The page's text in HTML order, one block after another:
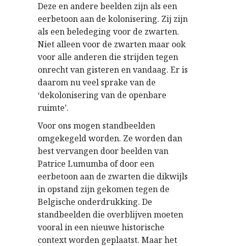
Deze en andere beelden zijn als een
eerbetoon aan de kolonisering. Zij zijn
als een beledeging voor de zwarten.
Niet alleen voor de zwarten maar ook
voor alle anderen die strijden tegen
onrecht van gisteren en vandaag. Er is
daarom nu veel sprake van de
‘dekolonisering van de openbare
ruimte’.
Voor ons mogen standbeelden
omgekegeld worden. Ze worden dan
best vervangen door beelden van
Patrice Lumumba of door een
eerbetoon aan de zwarten die dikwijls
in opstand zijn gekomen tegen de
Belgische onderdrukking. De
standbeelden die overblijven moeten
vooral in een nieuwe historische
context worden geplaatst. Maar het